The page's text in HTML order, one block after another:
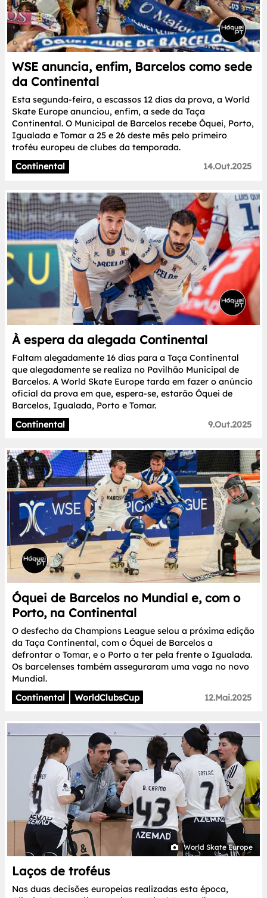
WSE anuncia, enfim, Barcelos como sede
da Continental
Esta segunda-feira, a escassos 12 dias da prova, a World
Skate Europe anunciou, enfim, a sede da Taça
Continental. O Municipal de Barcelos recebe Óquei, Porto,
Igualada e Tomar a 25 e 26 deste mês pelo primeiro
troféu europeu de clubes da temporada.
Continental
14.Out.2025
À espera da alegada Continental
Faltam alegadamente 16 dias para a Taça Continental
que alegadamente se realiza no Pavilhão Municipal de
Barcelos. A World Skate Europe tarda em fazer o anúncio
oficial da prova em que, espera-se, estarão Óquei de
Barcelos, Igualada, Porto e Tomar.
Continental
9.Out.2025
Óquei de Barcelos no Mundial e, com o
Porto, na Continental
O desfecho da Champions League selou a próxima edição
da Taça Continental, com o Óquei de Barcelos a
defrontar o Tomar, e o Porto a ter pela frente o Igualada.
Os barcelenses também asseguraram uma vaga no novo
Mundial.
Continental
WorldClubsCup 12.Mai.2025
World Skate Europe
Laços de troféus
Nas duas decisões europeias realizadas esta época,